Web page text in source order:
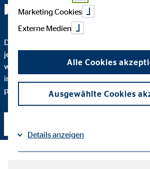
bei mir nicht hören.
Das wichtigste an einer guten
jeden Schritt verstehen. Darum erkläre ich
warum ich eine bestimmte Finanzlösung
inwiefern diese zu Ihnen und Ihren
passt.
Marketing Cookies
Externe Medien
Alle Cookies
Ausgewählte Cookies
Details anzeigen